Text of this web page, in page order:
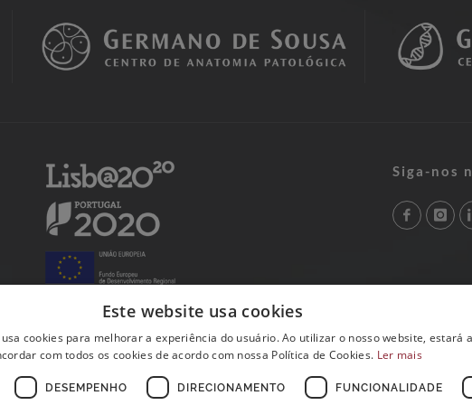
Siga-nos
Este website usa cookies
cookies para melhorar a experiência do usuário. Ao utilizar o nosso website, estará a
com todos os cookies de acordo com nossa Política de Cookies. Ler mais
DESEMPENHO DIRECIONAMENTO FUNCIONALIDADE